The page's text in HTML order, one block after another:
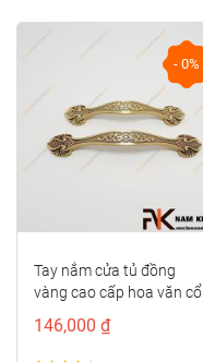
- 0%
Tay nắm cửa tủ đồng
vàng cao cấp hoa văn cổ
điển NK497D-RC-F
146,000 ₫